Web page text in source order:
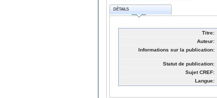
DÉTAILS
Titre:
Auteur:
Informations sur la publication:
Statut de publication:
Sujet CREF:
Langue: